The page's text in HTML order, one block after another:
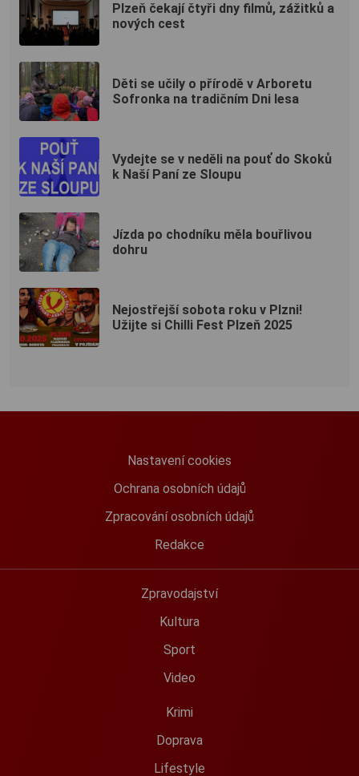
Plzeň čekají čtyři dny filmů, zážitků a
nových cest
Děti se učily o přírodě v Arboretu
Sofronka na tradičním Dni lesa
Vydejte se v neděli na pouť do Skoků
k Naší Paní ze Sloupu
Jízda po chodníku měla bouřlivou
dohru
Nejostřejší sobota roku v Plzni!
Užijte si Chilli Fest Plzeň 2025
Nastavení cookies
Ochrana osobních údajů
Zpracování osobních údajů
Redakce
Zpravodajství
Kultura
Sport
Video
Krimi
Doprava
Lifestyle